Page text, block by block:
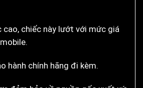
cao, chiếc này lướt với mức giá
hành chính hãng đi kèm.